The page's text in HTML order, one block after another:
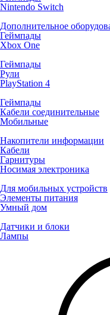
Nintendo Switch
Дополнительное
Геймпады
Xbox One
Геймпады
Рули
PlayStation 4
Геймпады
Кабели соединительные
Мобильные
Накопители информации
Кабели
Гарнитуры
Носимая электроника
Для мобильных устройств
Элементы питания
Умный дом
Датчики и блоки
Лампы